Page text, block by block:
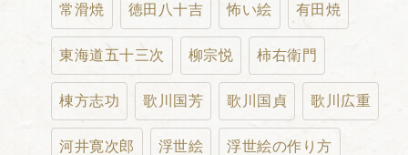
常滑焼 徳田八十吉 怖い絵 有田焼
東海道五十三次 柳宗悦 柿右衛門
棟方志功 歌川国芳 歌川国貞 歌川広重
河井寛次郎 浮世絵 浮世絵の作り方